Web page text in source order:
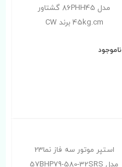
مدل 86PHH45 گشتاور
45kg.cm برند CW
ناموجود
استپر موتور سه فاز نما23
مدل 57BHP79-580-32SRS